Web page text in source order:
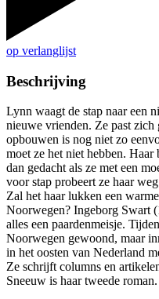
op verlanglijst
Beschrijving
Lynn waagt de stap naar een
nieuwe vrienden. Ze past zich
opbouwen is nog niet zo
moet ze het niet hebben.
dan gedacht als ze met een
voor stap probeert ze haar
Zal het haar lukken een
Noorwegen? Ingeborg Swart
alles een paardenmeisje.
Noorwegen gewoond, maar
in het oosten van Nederland
Ze schrijft columns en
Sneeuw is haar tweede roman.